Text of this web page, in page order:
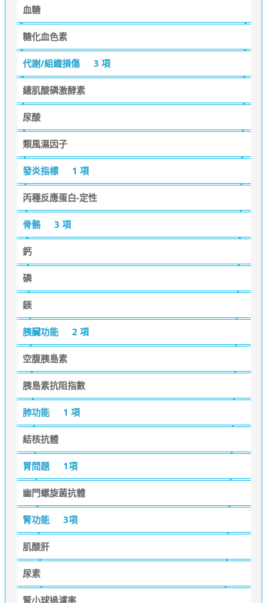
血糖
糖化血色素
代謝/組織損傷 3 項
總肌酸磷激酵素
尿酸
類風濕因子
發炎指標 1 項
丙種反應蛋白-定性
骨骼 3 項
鈣
磷
鎂
胰臟功能 2 項
空腹胰島素
胰島素抗阻指數
肺功能 1 項
結核抗體
胃問題 1項
幽門螺旋菌抗體
腎功能 3項
肌酸肝
尿素
腎小球過濾率